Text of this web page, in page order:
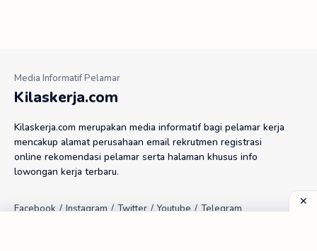
Kilaskerja.com
Kilaskerja.com merupakan media informatif bagi pelamar kerja
mencakup alamat perusahaan email rekrutmen registrasi
online rekomendasi pelamar serta halaman khusus info
lowongan kerja terbaru.